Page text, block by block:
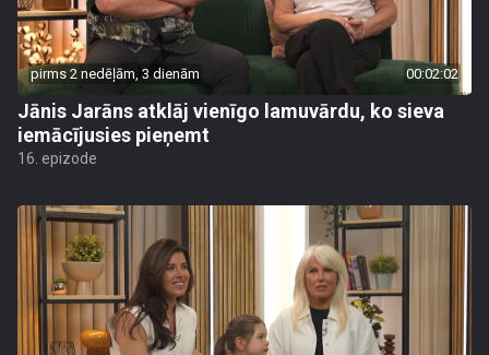
pirms 2 nedēļām, 3 dienām 00:02:02
Jānis Jarāns atklāj vienīgo lamuvārdu, ko sieva
iemācījusies pieņemt
16. epizode